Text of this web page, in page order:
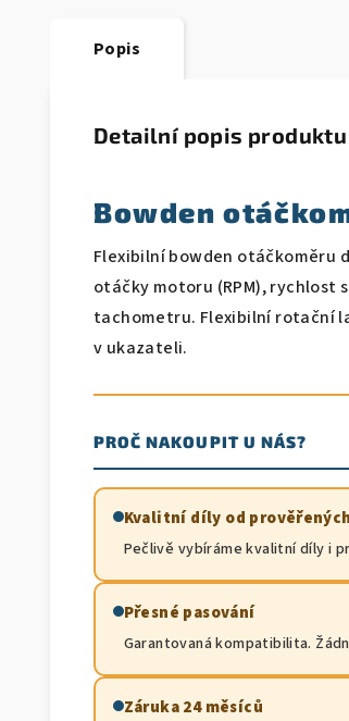
Popis
Detailní popis produktu
Bowden
Flexibilní bowden otáčkoměru
otáčky motoru (RPM),
tachometru. Flexibilní rotační
v ukazateli.
PROČ NAKOUPIT U NÁS?
Kvalitní díly od
Pečlivě vybíráme kvalitní díly i
Přesné pasování
Garantovaná kompatibilita.
Záruka 24 měsíců